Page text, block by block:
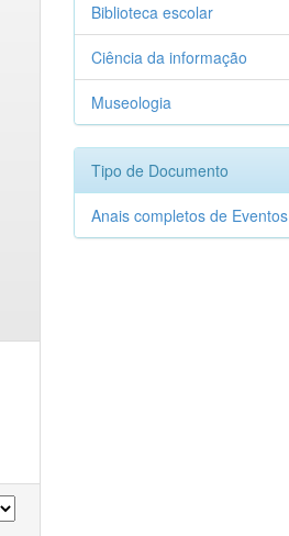
Biblioteca escolar
Ciência da informação
Museologia
Tipo de Documento
Anais completos de Eventos